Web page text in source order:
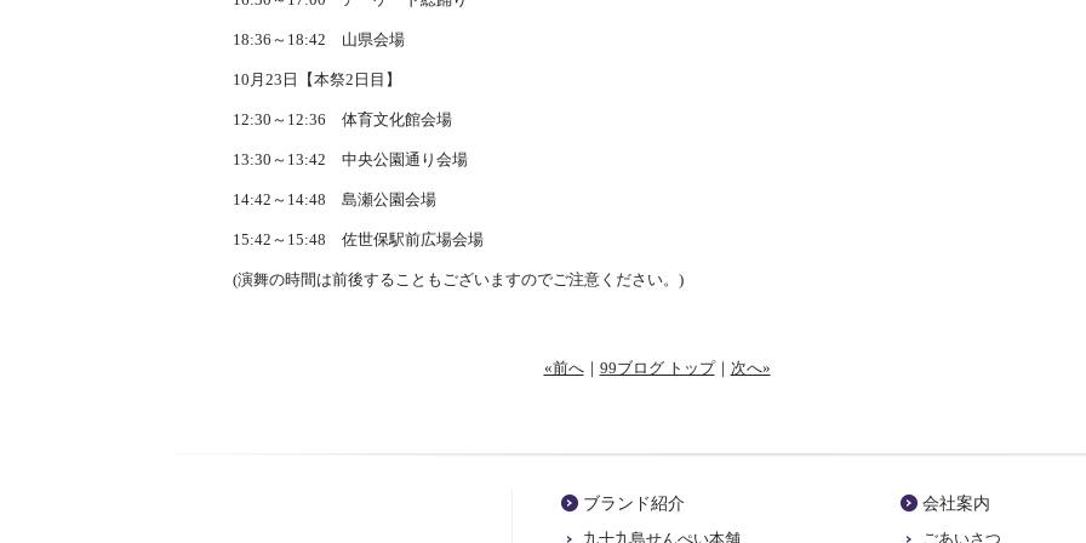
18:36～18:42 山県会場
10月23日【本祭2日目】
12:30～12:36 体育文化館会場
13:30～13:42 中央公園通り会場
14:42～14:48 島瀬公園会場
15:42～15:48 佐世保駅前広場会場
(演舞の時間は前後することもございますのでご注意ください。)
«前へ｜ 99ブログ トップ｜ 次へ»
ブランド紹介
九十九島せんぺい本舗
会社案内
ごあいさつ